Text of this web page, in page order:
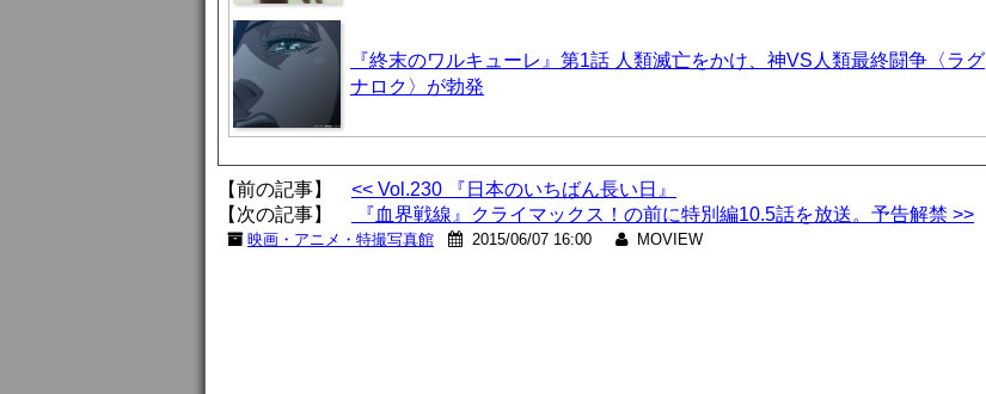
『終末のワルキューレ』第1話 人類滅亡をかけ、神VS人類最終闘争〈ラグ
ナロク〉が勃発
【前の記事】 << Vol.230 『日本のいちばん長い日』
【次の記事】
『血界戦線』クライマックス！の前に特別編10.5話を放送。予告解禁 >>
映画・アニメ・特撮写真館 2015/06/07 16:00 MOVIEW